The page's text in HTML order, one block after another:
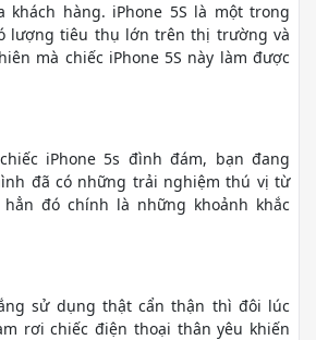
khách hàng. iPhone 5S là một trong
lượng tiêu thụ lớn trên thị trường và
mà chiếc iPhone 5S này làm được
iPhone 5s đình đám, bạn đang
đã có những trải nghiệm thú vị từ
đó chính là những khoảnh khắc
sử dụng thật cẩn thận thì đôi lúc
rơi chiếc điện thoại thân yêu khiến